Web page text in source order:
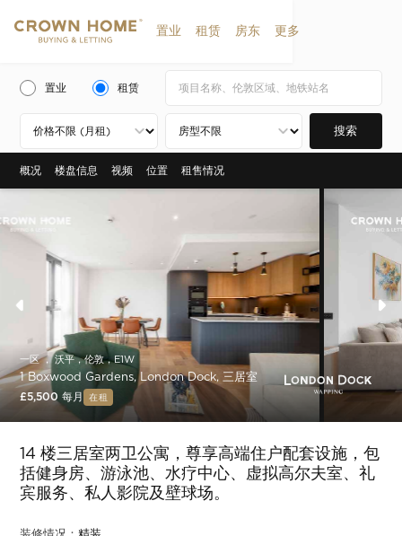
置业 租赁 房东 更多
置业 租赁
搜索
概况 楼盘信息 视频 位置 租售情况
一区 ， 沃平，伦敦，E1W
1 Boxwood Gardens, London Dock, 三居室
£5,500 每月 在租
14 楼三居室两卫公寓，尊享高端住户配套设施，包
括健身房、游泳池、水疗中心、虚拟高尔夫室、礼
宾服务、私人影院及壁球场。